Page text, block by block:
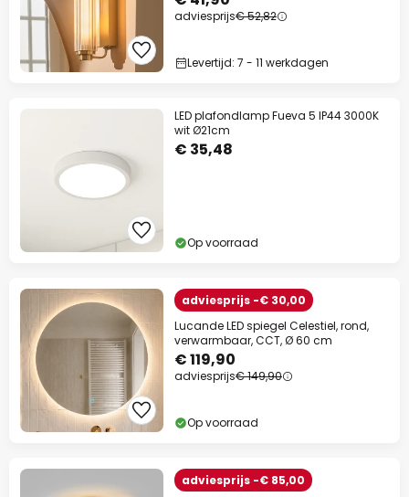
adviesprijs€ 52,82
Levertijd: 7 - 11 werkdagen
LED plafondlamp Fueva 5 IP44 3000K
wit Ø21cm
€ 35,48
Op voorraad
adviesprijs -€ 30,00
Lucande LED spiegel Celestiel, rond,
verwarmbaar, CCT, Ø 60 cm
€ 119,90
adviesprijs€ 149,90
Op voorraad
adviesprijs -€ 85,00